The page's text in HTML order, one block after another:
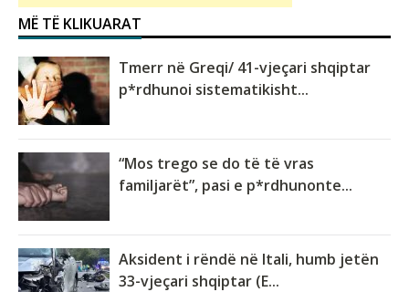
MË TË KLIKUARAT
Tmerr në Greqi/ 41-vjeçari shqiptar
p*rdhunoi sistematikisht...
“Mos trego se do të të vras
familjarët”, pasi e p*rdhunonte...
Aksident i rëndë në Itali, humb jetën
33-vjeçari shqiptar (E...